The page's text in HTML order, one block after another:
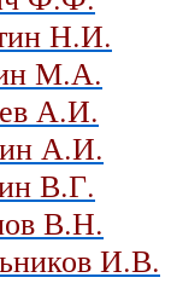
Н.И.
М.А.
А.И.
А.И.
В.Г.
В.Н.
И.В.